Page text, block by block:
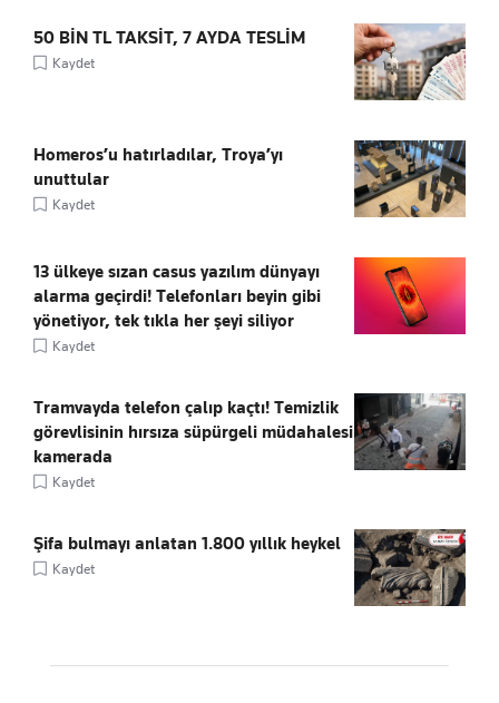
50 BİN TL TAKSİT, 7 AYDA TESLİM
Kaydet
Homeros’u hatırladılar, Troya’yı
unuttular
Kaydet
13 ülkeye sızan casus yazılım dünyayı
alarma geçirdi! Telefonları beyin gibi
yönetiyor, tek tıkla her şeyi siliyor
Kaydet
Tramvayda telefon çalıp kaçtı! Temizlik
görevlisinin hırsıza süpürgeli müdahalesi
kamerada
Kaydet
Şifa bulmayı anlatan 1.800 yıllık heykel
Kaydet